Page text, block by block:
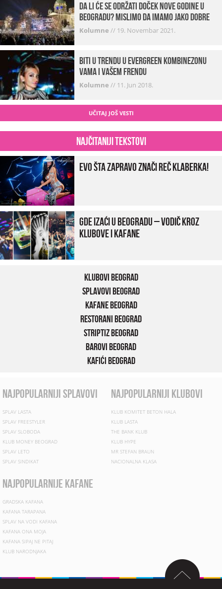
Da li će se održati doček Nove godine u
Beogradu? Mislimo da imamo jako DOBRE
VESTI!
Kolumne // 19. Novembar 2021.
Biti u trendu u Evergreen kombinezonu
vama i vašem frendu
Kolumne // 11. Jun 2018.
UČITAJ JOŠ VESTI
Najčitaniji tekstovi
Evo šta zapravo znači reč klaberka!
Gde izaći u Beogradu – vodič kroz
klubove i kafane
Klubovi Beograd
Splavovi Beograd
Kafane Beograd
Restorani Beograd
Striptiz Beograd
Barovi Beograd
Kafići Beograd
najpopularniji splavovi
SPLAV LASTA
SPLAV FREESTYLER
SPLAV SLOBODA
KLUB MONEY BEOGRAD
SPLAV LETO
SPLAV SINDIKAT
najpopularniji klubovi
KLUB KOMITET BETON HALA
KLUB LASTA
THE BANK KLUB
KLUB HYPE
MR STEFAN BRAUN
NACIONALNA KLASA
najpopularnije kafane
GRADSKA KAFANA
KAFANA TARAPANA
SPLAV NA VODI KAFANA
KAFANA ONA MOJA
KAFANA SIPAJ NE PITAJ
KLUB NARODNJAKA